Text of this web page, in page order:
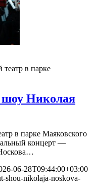
театр в парке
Николая
в парке Маяковского
концерт —
06-28T09:44:00+03:00
shou-nikolaja-noskova-